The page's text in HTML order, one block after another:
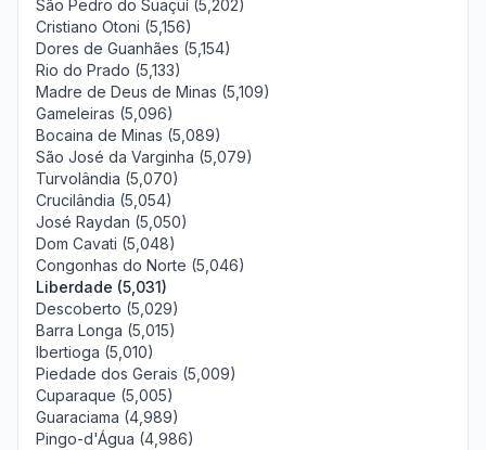
São Pedro do Suaçuí (5,202)
Cristiano Otoni (5,156)
Dores de Guanhães (5,154)
Rio do Prado (5,133)
Madre de Deus de Minas (5,109)
Gameleiras (5,096)
Bocaina de Minas (5,089)
São José da Varginha (5,079)
Turvolândia (5,070)
Crucilândia (5,054)
José Raydan (5,050)
Dom Cavati (5,048)
Congonhas do Norte (5,046)
Liberdade (5,031)
Descoberto (5,029)
Barra Longa (5,015)
Ibertioga (5,010)
Piedade dos Gerais (5,009)
Cuparaque (5,005)
Guaraciama (4,989)
Pingo-d'Água (4,986)